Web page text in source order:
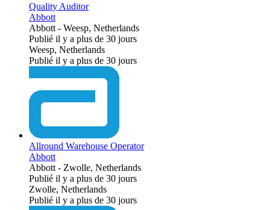
Quality Auditor
Abbott
Abbott - Weesp, Netherlands
Publié il y a plus de 30 jours
Weesp, Netherlands
Publié il y a plus de 30 jours
Allround Warehouse Operator
Abbott
Abbott - Zwolle, Netherlands
Publié il y a plus de 30 jours
Zwolle, Netherlands
Publié il y a plus de 30 jours